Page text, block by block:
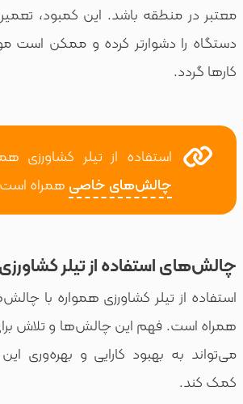
باشد. این کمبود، تعمیر و نگهداری
دشوارتر کرده و ممکن است موجب توقف
استفاده از تیلر کشاورزی همواره با
چالش‌های خاصیهمراه است
از تیلر کشاورزی
تیلر کشاورزی همواره با چالش‌های خاصی
فهم این چالش‌ها و تلاش برای رفع آن‌ها
بهبود کارایی و بهره‌وری این دستگاه‌ها